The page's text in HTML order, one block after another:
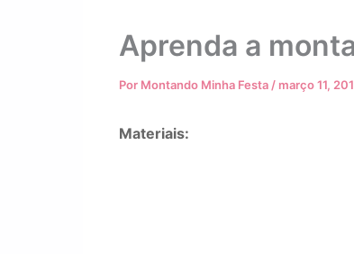
Aprenda a
Por Montando Minha Festa / março 11,
Materiais: